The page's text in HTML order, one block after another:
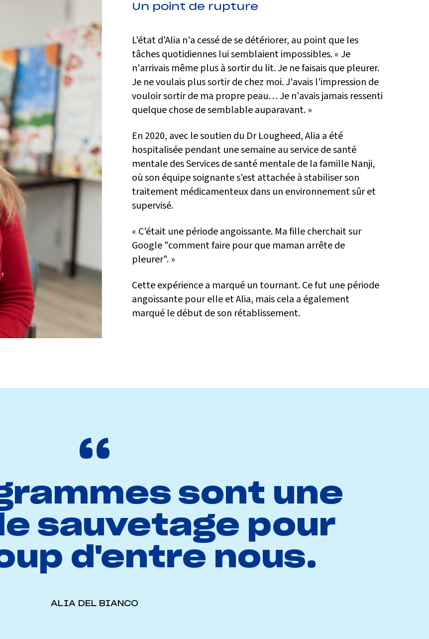
Un point de rupture
L'état d'Alia n'a cessé de se détériorer, au point que les
tâches quotidiennes lui semblaient impossibles. « Je
n'arrivais même plus à sortir du lit. Je ne faisais que pleurer.
Je ne voulais plus sortir de chez moi. J'avais l'impression de
vouloir sortir de ma propre peau… Je n'avais jamais ressenti
quelque chose de semblable auparavant. »
En 2020, avec le soutien du Dr Lougheed, Alia a été
hospitalisée pendant une semaine au service de santé
mentale des Services de santé mentale de la famille Nanji,
où son équipe soignante s'est attachée à stabiliser son
traitement médicamenteux dans un environnement sûr et
supervisé.
« C'était une période angoissante. Ma fille cherchait sur
Google "comment faire pour que maman arrête de
pleurer". »
Cette expérience a marqué un tournant. Ce fut une période
angoissante pour elle et Alia, mais cela a également
marqué le début de son rétablissement.
sont une
sauvetage pour
d'entre nous.
ALIA DEL BIANCO